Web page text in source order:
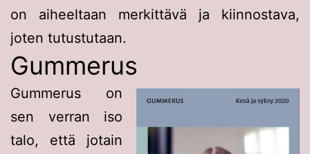
on aiheeltaan merkittävä ja kiinnostava,
joten tutustutaan.
Gummerus
Gummerus on
sen verran iso
talo, että jotain